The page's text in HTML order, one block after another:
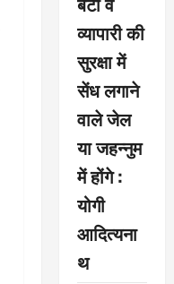
व्यापारी की
सुरक्षा में
सेंध लगाने
वाले जेल
या जहन्नुम
में होंगे :
योगी
आदित्यना
थ